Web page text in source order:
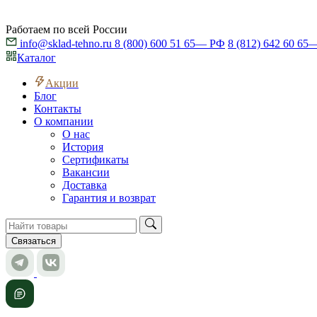
Работаем по всей России
info@sklad-tehno.ru 8 (800) 600 51 65— РФ 8 (812) 642 60 65—
Каталог
Акции
Блог
Контакты
О компании
О нас
История
Сертификаты
Вакансии
Доставка
Гарантия и возврат
Связаться